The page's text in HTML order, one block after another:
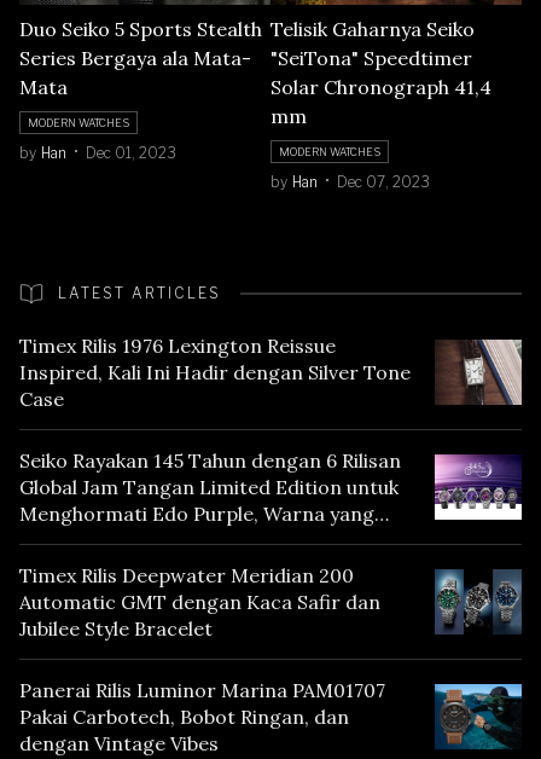
Duo Seiko 5 Sports Stealth
Series Bergaya ala Mata-
Mata
MODERN WATCHES
by Han Dec 01, 2023
Telisik Gaharnya Seiko
"SeiTona" Speedtimer
Solar Chronograph 41,4
mm
MODERN WATCHES
by Han Dec 07, 2023
LATEST ARTICLES
Timex Rilis 1976 Lexington Reissue
Inspired, Kali Ini Hadir dengan Silver Tone
Case
Seiko Rayakan 145 Tahun dengan 6 Rilisan
Global Jam Tangan Limited Edition untuk
Menghormati Edo Purple, Warna yang
Mencerminkan Warisan Tokyo
Timex Rilis Deepwater Meridian 200
Automatic GMT dengan Kaca Safir dan
Jubilee Style Bracelet
Panerai Rilis Luminor Marina PAM01707
Pakai Carbotech, Bobot Ringan, dan
dengan Vintage Vibes